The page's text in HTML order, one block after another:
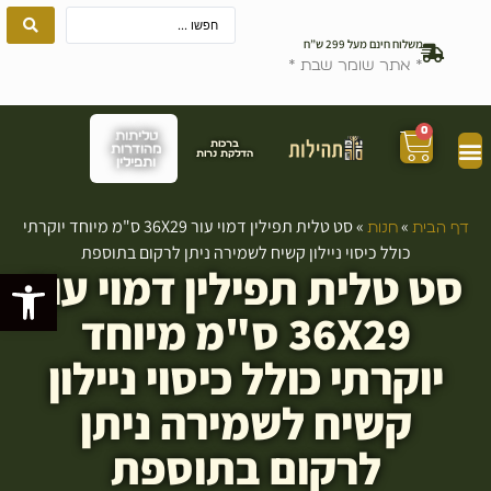
פתח
משלוח חינם מעל 299 ש”ח
* אתר שומר שבת *
ברכות
הדלקת נרות
טליתות
מהודרות
ותפילין
0
דף הבית »חנות »
סט טלית תפילין דמוי עור 36X29 ס"מ מיוחד יוקרתי
כולל כיסוי ניילון קשיח לשמירה ניתן לרקום בתוספת
סט טלית תפילין דמוי עור
36X29 ס"מ מיוחד
יוקרתי כולל כיסוי ניילון
קשיח לשמירה ניתן
לרקום בתוספת